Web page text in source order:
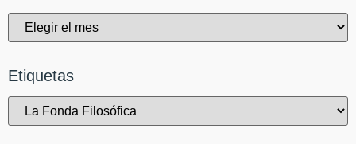
Etiquetas